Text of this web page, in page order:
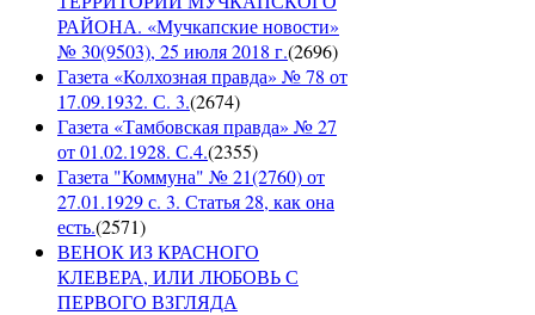
РАЙОНА. «Мучкапские новости»
№ 30(9503), 25 июля 2018 г.(2696)
Газета «Колхозная правда» № 78 от
17.09.1932. С. 3.(2674)
Газета «Тамбовская правда» № 27
от 01.02.1928. С.4.(2355)
Газета "Коммуна" № 21(2760) от
27.01.1929 с. 3. Статья 28, как она
есть.(2571)
ВЕНОК ИЗ КРАСНОГО
КЛЕВЕРА, ИЛИ ЛЮБОВЬ С
ПЕРВОГО ВЗГЛЯДА